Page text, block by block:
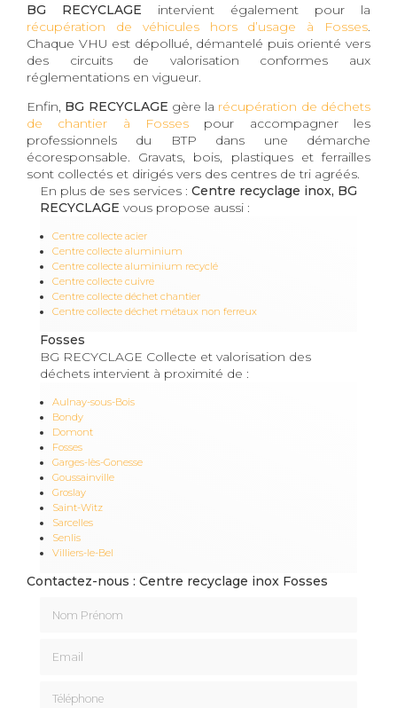
BG RECYCLAGE intervient également pour la
récupération de véhicules hors d’usage à Fosses.
Chaque VHU est dépollué, démantelé puis orienté vers
des circuits de valorisation conformes aux
réglementations en vigueur.
Enfin, BG RECYCLAGE gère la récupération de déchets
de chantier à Fosses pour accompagner les
professionnels du BTP dans une démarche
écoresponsable. Gravats, bois, plastiques et ferrailles
sont collectés et dirigés vers des centres de tri agréés.
En plus de ses services : Centre recyclage inox, BG
RECYCLAGE vous propose aussi :
Centre collecte acier
Centre collecte aluminium
Centre collecte aluminium recyclé
Centre collecte cuivre
Centre collecte déchet chantier
Centre collecte déchet métaux non ferreux
Fosses
BG RECYCLAGE Collecte et valorisation des
déchets intervient à proximité de :
Aulnay-sous-Bois
Bondy
Domont
Fosses
Garges-lès-Gonesse
Goussainville
Groslay
Saint-Witz
Sarcelles
Senlis
Villiers-le-Bel
Contactez-nous : Centre recyclage inox Fosses